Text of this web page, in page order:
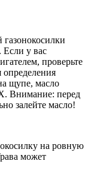
Если у вас
проверьте
щупе, масло
Внимание: перед
залейте масло!
на ровную
может